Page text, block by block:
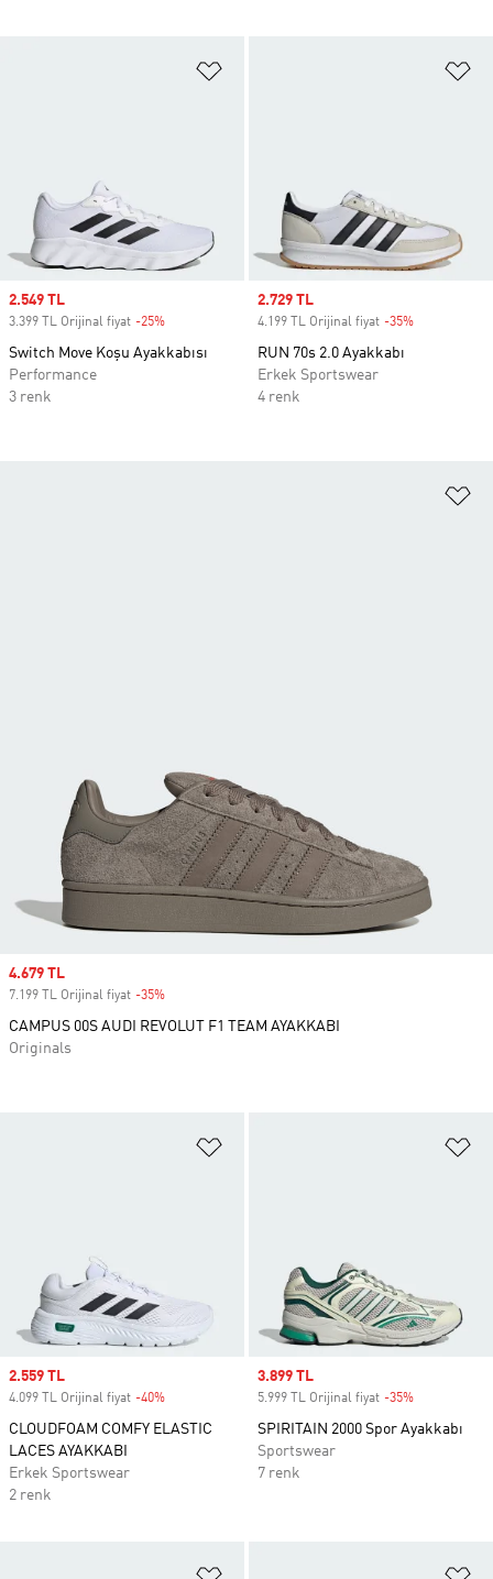
Sale price
2.549 TL
3.399 TL Orijinal fiyat -25%
Switch Move Koşu Ayakkabısı
Performance
3 renk
Sale price
2.729 TL
4.199 TL Orijinal fiyat -35%
RUN 70s 2.0 Ayakkabı
Erkek Sportswear
4 renk
Sale price
2.559 TL
4.099 TL Orijinal fiyat -40%
CLOUDFOAM COMFY ELASTIC
LACES AYAKKABI
Erkek Sportswear
2 renk
Sale price
3.899 TL
5.999 TL Orijinal fiyat -35%
SPIRITAIN 2000 Spor Ayakkabı
Sportswear
7 renk
Sale price
4.679 TL
7.199 TL Orijinal fiyat -35%
CAMPUS 00S AUDI REVOLUT F1 TEAM AYAKKABI
Originals